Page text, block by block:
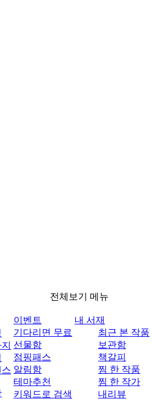
전체보기 메뉴
스
이벤트
기다리면 무료
선물함
점핑패스
알림함
테마추천
키워드로 검색
내 서재
최근 본 작품
보관함
책갈피
찜 한 작품
찜 한 작가
내리뷰